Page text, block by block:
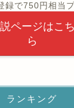
録で750円相当プ
ページはこち
ら
ランキング